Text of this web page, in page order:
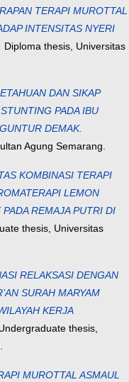
TERAPI MUROTTAL
INTENSITAS NYERI
Diploma thesis, Universitas
DAN SIKAP
PADA IBU
DEMAK.
Agung Semarang.
KOMBINASI TERAPI
LEMON
REMAJA PUTRI DI
thesis, Universitas
RELAKSASI DENGAN
SURAH MARYAM
KERJA
thesis,
MUROTTAL ASMAUL